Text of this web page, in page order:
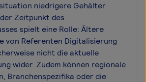
niedrigere Gehälter
Zeitpunkt des
spielt eine Rolle: Ältere
von Referenten Digitalisierung
nicht die aktuelle
wider. Zudem können regionale
Branchenspezifika oder die